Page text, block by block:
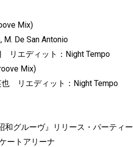
Mix)
M. De San Antonio
リエディット：Night Tempo
Mix)
リエディット：Night Tempo
和グルーヴ』リリース・パーティー
ートアリーナ